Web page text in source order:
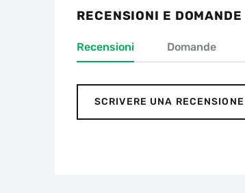
RECENSIONI E DOMANDE
Recensioni Domande
SCRIVERE UNA RECENSIONE